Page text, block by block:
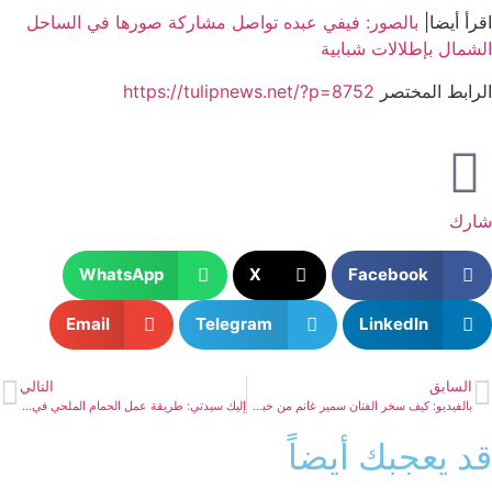
اقرأ أيضا| بالصور: فيفي عبده تواصل مشاركة صورها في الساحل
الشمال بإطلالات شبابية
الرابط المختصر https://tulipnews.net/?p=8752
شارك
Facebook
X
WhatsApp
LinkedIn
Telegram
Email
السابق
بالفيديو: كيف سخر الفنان سمير غانم من خبر مرضه؟
التالي
إليك سيدتي: طريقة عمل الحمام الملحي في البيت
قد يعجبك أيضاً